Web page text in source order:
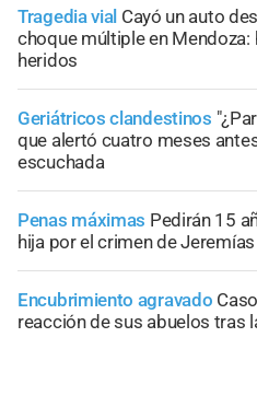
Tragedia vial Cayó un auto
choque múltiple en Mendoza:
heridos
Geriátricos clandestinos
que alertó cuatro meses
escuchada
Penas máximas Pedirán 15
hija por el crimen de
Encubrimiento agravado
reacción de sus abuelos tras